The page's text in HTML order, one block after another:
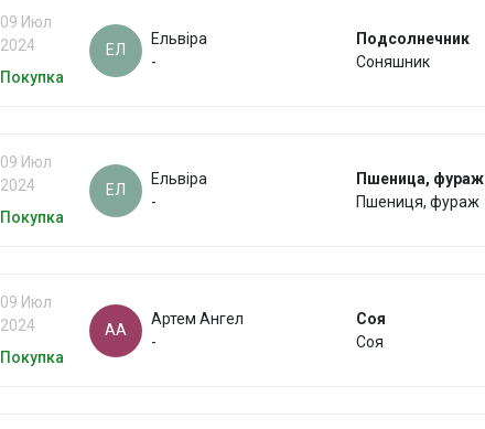
09 Июл
2024
Покупка
ЕЛ
Ельвіра
-
Подсолнечник
Соняшник
09 Июл
2024
Покупка
ЕЛ
Ельвіра
-
Пшеница, фураж
Пшениця, фураж
09 Июл
2024
Покупка
АА
Артем Ангел
-
Соя
Соя